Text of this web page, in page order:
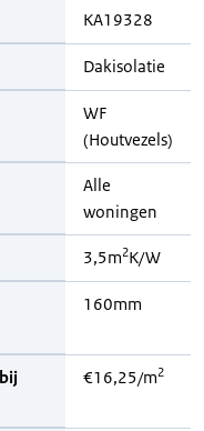
KA19328
Dakisolatie
WF
(Houtvezels)
Alle
woningen
3,5m2K/W
160mm
€16,25/m2